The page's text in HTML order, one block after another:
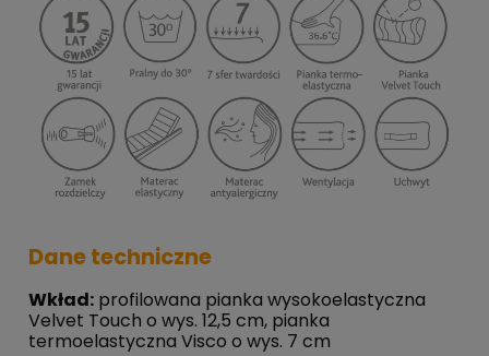
Dane techniczne
Wkład: profilowana pianka wysokoelastyczna
Velvet Touch o wys. 12,5 cm, pianka
termoelastyczna Visco o wys. 7 cm